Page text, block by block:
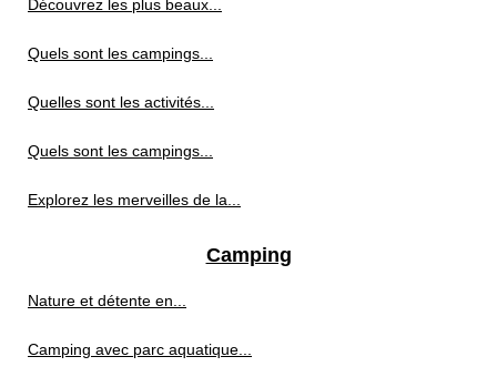
Découvrez les plus beaux...
Quels sont les campings...
Quelles sont les activités...
Quels sont les campings...
Explorez les merveilles de la...
Camping
Nature et détente en...
Camping avec parc aquatique...